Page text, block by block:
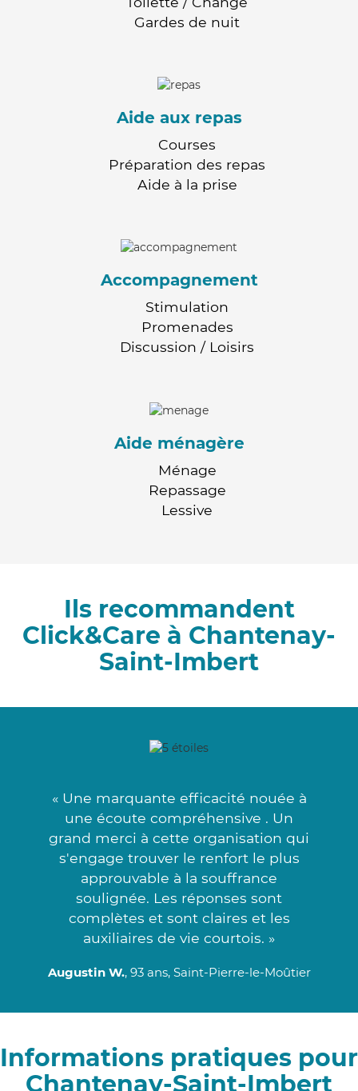
Gardes de nuit
Aide aux repas
Courses
Préparation des repas
Aide à la prise
Accompagnement
Stimulation
Promenades
Discussion / Loisirs
Aide ménagère
Ménage
Repassage
Lessive
Ils recommandent
Click&Care à Chantenay-
Saint-Imbert
« Une marquante efficacité nouée à
une écoute compréhensive . Un
grand merci à cette organisation qui
s'engage trouver le renfort le plus
approuvable à la souffrance
soulignée. Les réponses sont
complètes et sont claires et les
auxiliaires de vie courtois. »
Augustin W., 93 ans, Saint-Pierre-le-Moûtier
Informations pratiques pour
Chantenay-Saint-Imbert